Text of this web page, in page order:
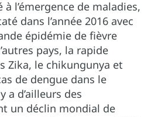
l’émergence de maladies,
dans l’année 2016 avec
épidémie de fièvre
pays, la rapide
Zika, le chikungunya et
de dengue dans le
a d’ailleurs des
un déclin mondial de